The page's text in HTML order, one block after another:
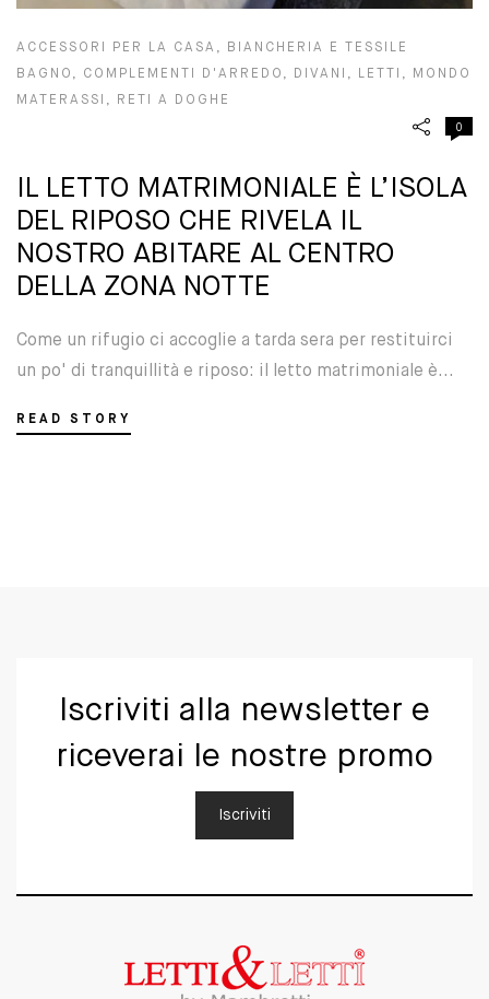
ACCESSORI PER LA CASA ,
BIANCHERIA E TESSILE
BAGNO , COMPLEMENTI D'ARREDO , DIVANI , LETTI ,
MONDO
MATERASSI , RETI A DOGHE
0
IL LETTO MATRIMONIALE È L’ISOLA
DEL RIPOSO CHE RIVELA IL
NOSTRO ABITARE AL CENTRO
DELLA ZONA NOTTE
Come un rifugio ci accoglie a tarda sera per restituirci
un po' di tranquillità e riposo: il letto matrimoniale è...
READ STORY
Iscriviti alla newsletter e
riceverai le nostre promo
Iscriviti